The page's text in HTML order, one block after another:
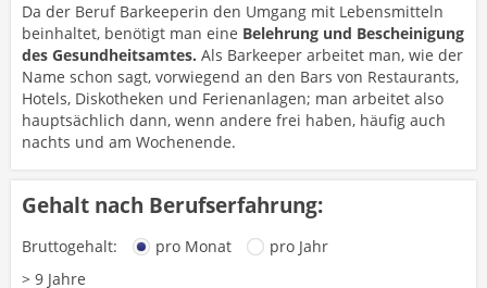
Da der Beruf Barkeeperin den Umgang mit Lebensmitteln
beinhaltet, benötigt man eine Belehrung und Bescheinigung
des Gesundheitsamtes. Als Barkeeper arbeitet man, wie der
Name schon sagt, vorwiegend an den Bars von Restaurants,
Hotels, Diskotheken und Ferienanlagen; man arbeitet also
hauptsächlich dann, wenn andere frei haben, häufig auch
nachts und am Wochenende.
Gehalt nach Berufserfahrung:
Bruttogehalt: pro Monat
pro Jahr
> 9 Jahre